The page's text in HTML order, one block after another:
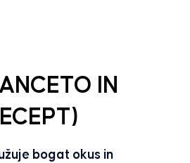
IN
bogat okus in